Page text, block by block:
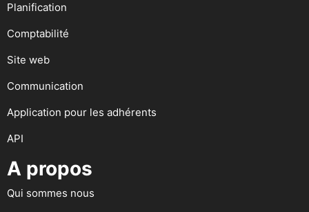
Planification
Comptabilité
Site web
Communication
Application pour les adhérents
API
A propos
Qui sommes nous